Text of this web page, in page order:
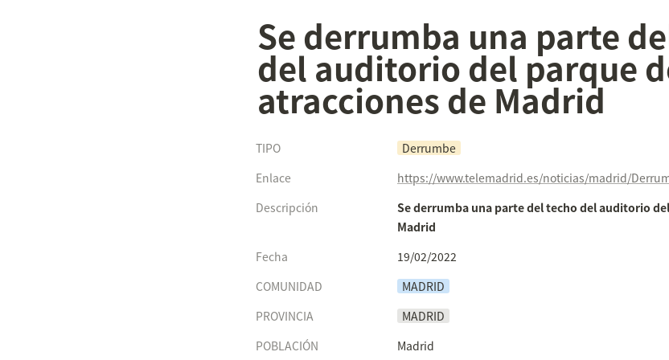
Se derrumba una parte
del auditorio del parque
atracciones de Madrid
TIPO
Derrumbe
Enlace
Descripción
Se derrumba una parte del techo del auditorio
Madrid
Fecha
19/02/2022
COMUNIDAD
MADRID
PROVINCIA
MADRID
POBLACIÓN
Madrid